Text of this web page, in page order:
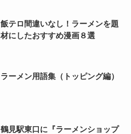
飯テロ間違いなし！ラーメンを題
材にしたおすすめ漫画８選
ラーメン用語集（トッピング編）
鶴見駅東口に『ラーメンショップ